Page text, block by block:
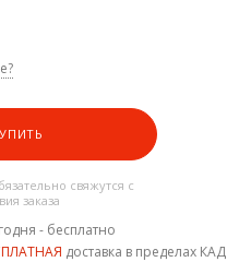
свяжутся с
заказа
- бесплатно
доставка в пределах КАД